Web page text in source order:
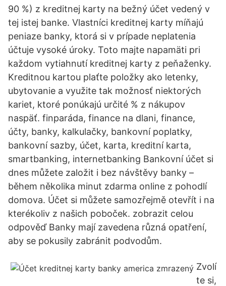
90 %) z kreditnej karty na bežný účet vedený v
tej istej banke. Vlastníci kreditnej karty míňajú
peniaze banky, ktorá si v prípade neplatenia
účtuje vysoké úroky. Toto majte napamäti pri
každom vytiahnutí kreditnej karty z peňaženky.
Kreditnou kartou plaťte položky ako letenky,
ubytovanie a využite tak možnosť niektorých
kariet, ktoré ponúkajú určité % z nákupov
naspäť. finparáda, finance na dlani, finance,
účty, banky, kalkulačky, bankovní poplatky,
bankovní sazby, účet, karta, kreditní karta,
smartbanking, internetbanking Bankovní účet si
dnes můžete založit i bez návštěvy banky –
během několika minut zdarma online z pohodlí
domova. Účet si můžete samozřejmě otevřít i na
kterékoliv z našich poboček. zobrazit celou
odpověď Banky mají zavedena různá opatření,
aby se pokusily zabránit podvodům.
Zvolí
te si,